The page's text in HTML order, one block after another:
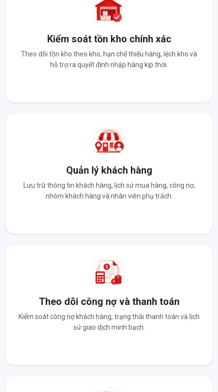
Kiểm soát tồn kho chính xác
Theo dõi tồn kho theo kho, hạn chế thiếu hàng, lệch kho và
hỗ trợ ra quyết định nhập hàng kịp thời.
Quản lý khách hàng
Lưu trữ thông tin khách hàng, lịch sử mua hàng, công nợ,
nhóm khách hàng và nhân viên phụ trách.
Theo dõi công nợ và thanh toán
Kiểm soát công nợ khách hàng, trạng thái thanh toán và lịch
sử giao dịch minh bạch.